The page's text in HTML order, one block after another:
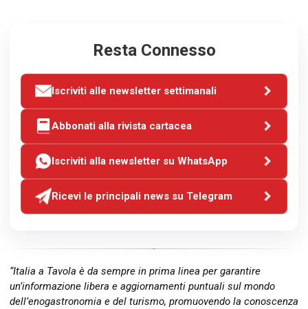
Resta Connesso
Iscriviti alle newsletter settimanali
Abbonati alla rivista cartacea
Iscriviti alla newsletter su WhatsApp
Ricevi le principali news su Telegram
“Italia a Tavola è da sempre in prima linea per garantire
un’informazione libera e aggiornamenti puntuali sul mondo
dell’enogastronomia e del turismo, promuovendo la conoscenza